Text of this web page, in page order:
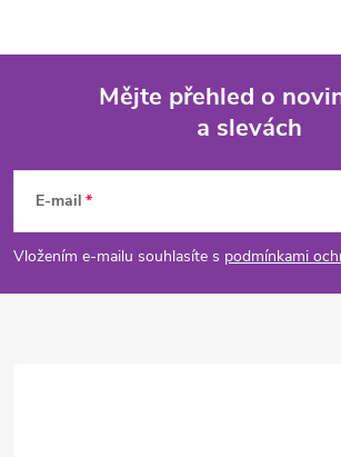
p
a
Mějte přehled o
a slevách
E-mail
Vložením e-mailu souhlasíte s podmínkami